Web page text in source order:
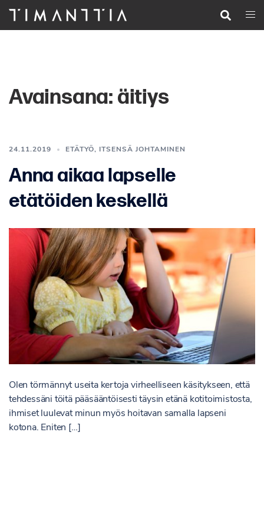
pääsisältöön
Search
Avainsana: äitiys
24.11.2019 ETÄTYÖ, ITSENSÄ JOHTAMINEN
Anna aikaa lapselle
etätöiden keskellä
Olen törmännyt useita kertoja virheelliseen käsitykseen, että
tehdessäni töitä pääsääntöisesti täysin etänä kotitoimistosta,
ihmiset luulevat minun myös hoitavan samalla lapseni
kotona. Eniten […]